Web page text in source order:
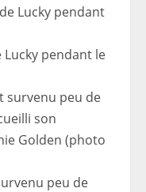
pendant le
peu de